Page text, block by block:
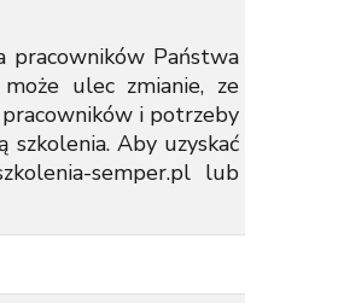
pracowników Państwa
ulec zmianie, ze
i potrzeby
szkolenia. Aby uzyskać
semper.pl lub